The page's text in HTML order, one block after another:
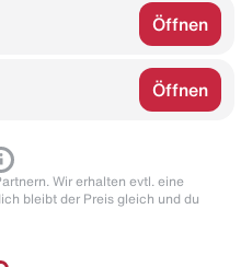
Öffnen
Öffnen
Wir erhalten evtl. eine
bleibt der Preis gleich und du